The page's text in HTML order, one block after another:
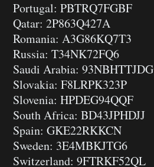
Portugal: PBTRQ7FGBF
Qatar: 2P863Q427A
Romania: A3G86KQ7T3
Russia: T34NK72FQ6
Saudi Arabia: 93NBHTTJDG
Slovakia: F8LRPK323P
Slovenia: HPDEG94QQF
South Africa: BD43JPHDJJ
Spain: GKE22RKKCN
Sweden: 3E4MBKJTG6
Switzerland: 9FTRKF52QL